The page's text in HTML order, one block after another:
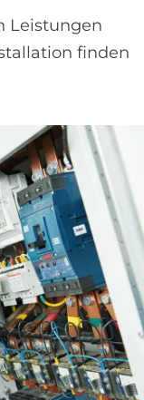
Leistungen
finden